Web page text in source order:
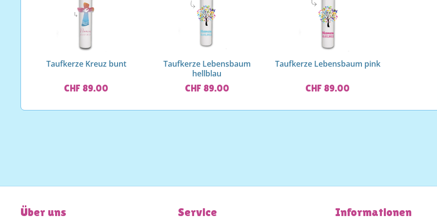
Taufkerze Kreuz bunt
CHF 89.00
Taufkerze Lebensbaum
hellblau
CHF 89.00
Taufkerze Lebensbaum pink
CHF 89.00
Über uns Service Informationen